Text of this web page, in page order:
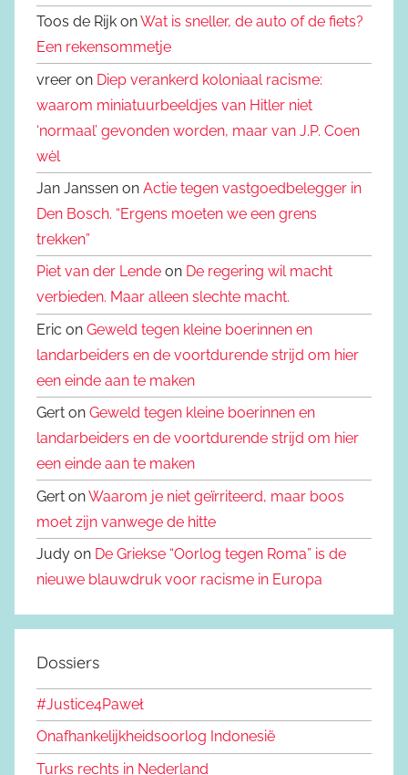
Toos de Rijk onWat is sneller, de auto of de fiets?
Een rekensommetje
vreer on Diep verankerd koloniaal racisme:
waarom miniatuurbeeldjes van Hitler niet
‘normaal’ gevonden worden, maar van J.P. Coen
wèl
Jan Janssen on Actie tegen vastgoedbelegger in
Den Bosch. “Ergens moeten we een grens
trekken”
Piet van der Lende on De regering wil macht
verbieden. Maar alleen slechte macht.
Eric on Geweld tegen kleine boerinnen en
landarbeiders en de voortdurende strijd om hier
een einde aan te maken
Gert on Geweld tegen kleine boerinnen en
landarbeiders en de voortdurende strijd om hier
een einde aan te maken
Gert onWaarom je niet geïrriteerd, maar boos
moet zijn vanwege de hitte
Judy on De Griekse “Oorlog tegen Roma” is de
nieuwe blauwdruk voor racisme in Europa
Dossiers
#Justice4Paweł
Onafhankelijkheidsoorlog Indonesië
Turks rechts in Nederland